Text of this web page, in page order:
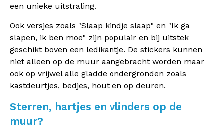
een unieke uitstraling.
Ook versjes zoals "Slaap kindje slaap" en "Ik ga
slapen, ik ben moe" zijn populair en bij uitstek
geschikt boven een ledikantje. De stickers kunnen
niet alleen op de muur aangebracht worden maar
ook op vrijwel alle gladde ondergronden zoals
kastdeurtjes, bedjes, hout en op deuren.
Sterren, hartjes en vlinders op de
muur?